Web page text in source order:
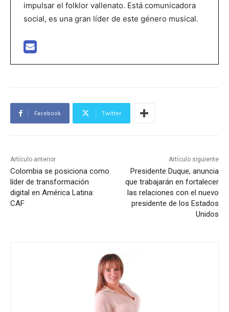
impulsar el folklor vallenato. Está comunicadora
social, es una gran líder de este género musical.
Facebook Twitter
Artículo anterior
Colombia se posiciona como
líder de transformación
digital en América Latina:
CAF
Artículo siguiente
Presidente Duque, anuncia
que trabajarán en fortalecer
las relaciones con el nuevo
presidente de los Estados
Unidos